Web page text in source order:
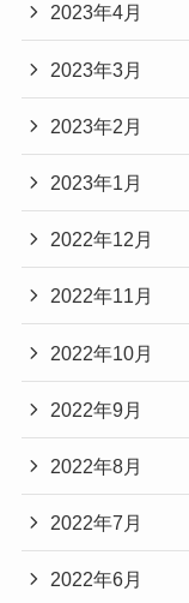
2023年4月
2023年3月
2023年2月
2023年1月
2022年12月
2022年11月
2022年10月
2022年9月
2022年8月
2022年7月
2022年6月